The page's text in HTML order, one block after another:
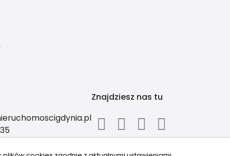
Znajdziesz nas tu